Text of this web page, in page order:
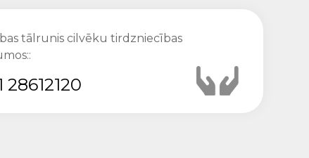
tālrunis cilvēku tirdzniecības
28612120